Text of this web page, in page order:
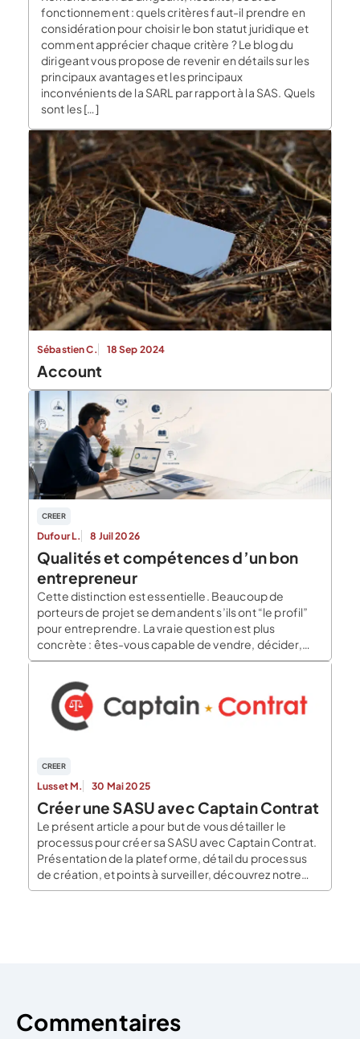
fonctionnement : quels critères faut-il prendre en
considération pour choisir le bon statut juridique et
comment apprécier chaque critère ? Le blog du
dirigeant vous propose de revenir en détails sur les
principaux avantages et les principaux
inconvénients de la SARL par rapport à la SAS. Quels
sont les […]
Sébastien C. 18 Sep 2024
Account
CREER
Dufour L. 8 Juil 2026
Qualités et compétences d’un bon
entrepreneur
Cette distinction est essentielle. Beaucoup de
porteurs de projet se demandent s’ils ont “le profil”
pour entreprendre. La vraie question est plus
concrète : êtes-vous capable de vendre, décider,
apprendre, gérer l’incertitude et tenir dans la durée ?
entrepreneuriaux, le bilan de compétences,
l’accompagnement et l’expérimentation terrain
permettent de répondre […]
CREER
Lusset M. 30 Mai 2025
Créer une SASU avec Captain Contrat
Le présent article a pour but de vous détailler le
processus pour créer sa SASU avec Captain Contrat.
Présentation de la plateforme, détail du processus
de création, et points à surveiller, découvrez notre
test du processus de création de SASU en ligne !
Commentaires